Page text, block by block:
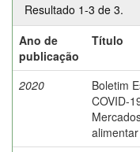
Resultado 1-3 de 3.
Ano de
publicação
Título
2020
Boletim
COVID-